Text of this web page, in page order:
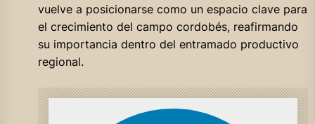
vuelve a posicionarse como un espacio clave para
el crecimiento del campo cordobés, reafirmando
su importancia dentro del entramado productivo
regional.